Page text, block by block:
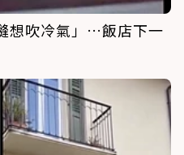
想吹冷氣」…飯店下一